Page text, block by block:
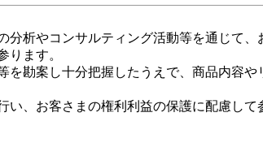
析やコンサルティング活動等を通じて
ります。
を勘案し十分把握したうえで、商品内容
、お客さまの権利利益の保護に配慮して